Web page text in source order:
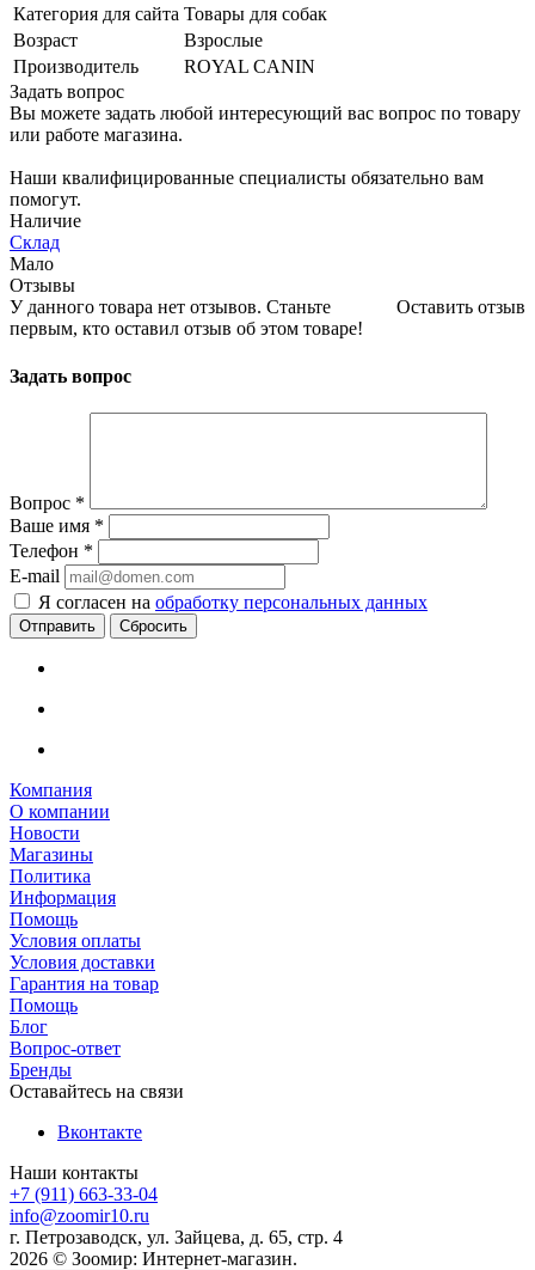
Категория для сайта Товары для собак
Возраст
Взрослые
Производитель
ROYAL CANIN
Задать вопрос
Вы можете задать любой интересующий вас вопрос по товару
или работе магазина.
Наши квалифицированные специалисты обязательно вам
помогут.
Наличие
Склад
Мало
Отзывы
Оставить отзыв
У данного товара нет отзывов. Станьте
первым, кто оставил отзыв об этом товаре!
Задать вопрос
Вопрос *
Ваше имя *
Телефон *
E-mail
Я согласен на обработку персональных данных
Сбросить
Компания
О компании
Новости
Магазины
Политика
Информация
Помощь
Условия оплаты
Условия доставки
Гарантия на товар
Помощь
Блог
Вопрос-ответ
Бренды
Оставайтесь на связи
Вконтакте
Наши контакты
+7 (911) 663-33-04
info@zoomir10.ru
г. Петрозаводск, ул. Зайцева, д. 65, стр. 4
2026 © Зоомир: Интернет-магазин.